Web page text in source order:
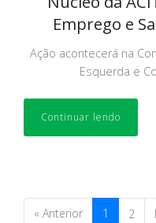
Emprego e
Ação acontecerá na
Esquerda e
Continuar lendo
« Anterior 1 2